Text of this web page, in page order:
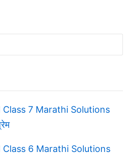
7 Marathi Solutions
6 Marathi Solutions